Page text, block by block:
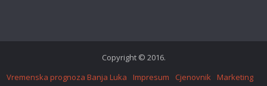
Kontakt